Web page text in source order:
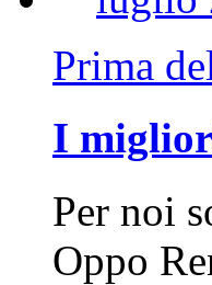
Prima
I
Per noi
Oppo